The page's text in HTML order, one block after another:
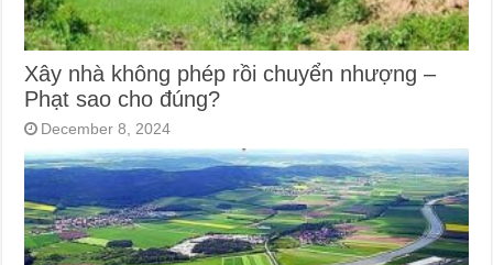
Xây nhà không phép rồi chuyển nhượng –
Phạt sao cho đúng?
December 8, 2024